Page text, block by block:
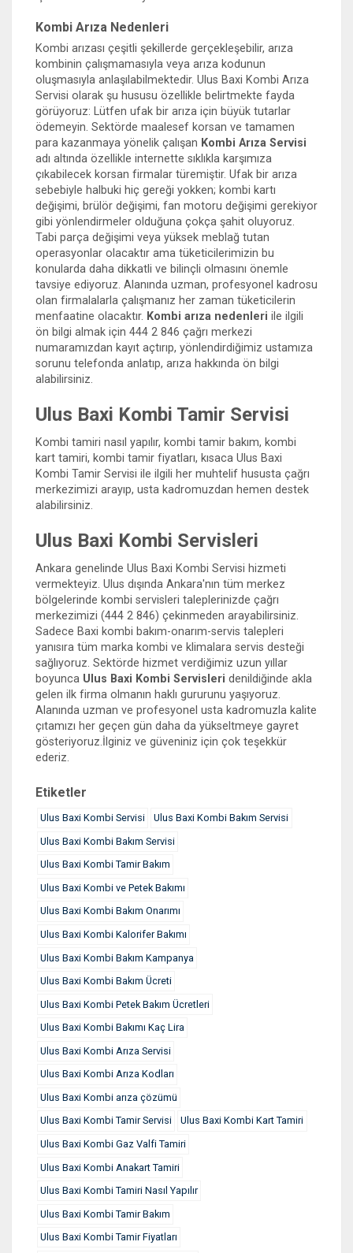
Kombi Arıza Nedenleri
Kombi arızası çeşitli şekillerde gerçekleşebilir, arıza
kombinin çalışmamasıyla veya arıza kodunun
oluşmasıyla anlaşılabilmektedir. Ulus Baxi Kombi Arıza
Servisi olarak şu hususu özellikle belirtmekte fayda
görüyoruz: Lütfen ufak bir arıza için büyük tutarlar
ödemeyin. Sektörde maalesef korsan ve tamamen
para kazanmaya yönelik çalışan Kombi Arıza Servisi
adı altında özellikle internette sıklıkla karşımıza
çıkabilecek korsan firmalar türemiştir. Ufak bir arıza
sebebiyle halbuki hiç gereği yokken; kombi kartı
değişimi, brülör değişimi, fan motoru değişimi gerekiyor
gibi yönlendirmeler olduğuna çokça şahit oluyoruz.
Tabi parça değişimi veya yüksek meblağ tutan
operasyonlar olacaktır ama tüketicilerimizin bu
konularda daha dikkatli ve bilinçli olmasını önemle
tavsiye ediyoruz. Alanında uzman, profesyonel kadrosu
olan firmalalarla çalışmanız her zaman tüketicilerin
menfaatine olacaktır. Kombi arıza nedenleri ile ilgili
ön bilgi almak için 444 2 846 çağrı merkezi
numaramızdan kayıt açtırıp, yönlendirdiğimiz ustamıza
sorunu telefonda anlatıp, arıza hakkında ön bilgi
alabilirsiniz.
Ulus Baxi Kombi Tamir Servisi
Kombi tamiri nasıl yapılır, kombi tamir bakım, kombi
kart tamiri, kombi tamir fiyatları, kısaca Ulus Baxi
Kombi Tamir Servisi ile ilgili her muhtelif hususta çağrı
merkezimizi arayıp, usta kadromuzdan hemen destek
alabilirsiniz.
Ulus Baxi Kombi Servisleri
Ankara genelinde Ulus Baxi Kombi Servisi hizmeti
vermekteyiz. Ulus dışında Ankara'nın tüm merkez
bölgelerinde kombi servisleri taleplerinizde çağrı
merkezimizi (444 2 846) çekinmeden arayabilirsiniz.
Sadece Baxi kombi bakım-onarım-servis talepleri
yanısıra tüm marka kombi ve klimalara servis desteği
sağlıyoruz. Sektörde hizmet verdiğimiz uzun yıllar
boyunca Ulus Baxi Kombi Servisleri denildiğinde akla
gelen ilk firma olmanın haklı gururunu yaşıyoruz.
Alanında uzman ve profesyonel usta kadromuzla kalite
çıtamızı her geçen gün daha da yükseltmeye gayret
gösteriyoruz.İlginiz ve güveniniz için çok teşekkür
ederiz.
Etiketler
Ulus Baxi Kombi Servisi
Ulus Baxi Kombi Bakım Servisi
Ulus Baxi Kombi Bakım Servisi
Ulus Baxi Kombi Tamir Bakım
Ulus Baxi Kombi ve Petek Bakımı
Ulus Baxi Kombi Bakım Onarımı
Ulus Baxi Kombi Kalorifer Bakımı
Ulus Baxi Kombi Bakım Kampanya
Ulus Baxi Kombi Bakım Ücreti
Ulus Baxi Kombi Petek Bakım Ücretleri
Ulus Baxi Kombi Bakımı Kaç Lira
Ulus Baxi Kombi Arıza Servisi
Ulus Baxi Kombi Arıza Kodları
Ulus Baxi Kombi arıza çözümü
Ulus Baxi Kombi Tamir Servisi
Ulus Baxi Kombi Kart Tamiri
Ulus Baxi Kombi Gaz Valfi Tamiri
Ulus Baxi Kombi Anakart Tamiri
Ulus Baxi Kombi Tamiri Nasıl Yapılır
Ulus Baxi Kombi Tamir Bakım
Ulus Baxi Kombi Tamir Fiyatları